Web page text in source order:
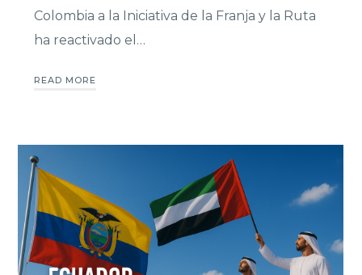
Colombia a la Iniciativa de la Franja y la Ruta
ha reactivado el…
READ MORE